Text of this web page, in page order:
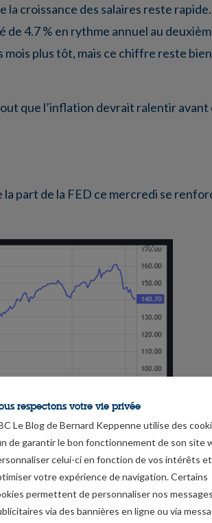
croissance des salaires reste
4.7 % en rythme annuel au
plus tôt, mais ce chiffre reste
que l’inflation devrait ralentir avant
la part de la FED ce mercredi se
devrait encore le faire d’ici la fin
devrait encore se réduire,
respectons votre vie privée
Le Blog de Bernard Keppenne utilise des
de garantir le bon fonctionnement de son site
celui-ci en fonction de vos intérêts et
votre expérience de navigation. Certains
permettent de personnaliser nos messages
via des bannières en ligne ou via